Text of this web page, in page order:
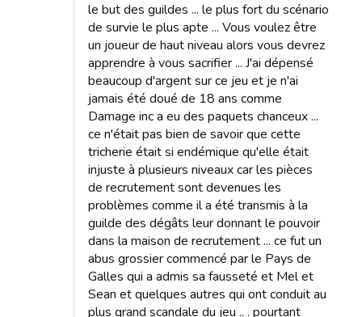
le but des guildes ... le plus fort du scénario
de survie le plus apte ... Vous voulez être
un joueur de haut niveau alors vous devrez
apprendre à vous sacrifier ... J'ai dépensé
beaucoup d'argent sur ce jeu et je n'ai
jamais été doué de 18 ans comme
Damage inc a eu des paquets chanceux ...
ce n'était pas bien de savoir que cette
tricherie était si endémique qu'elle était
injuste à plusieurs niveaux car les pièces
de recrutement sont devenues les
problèmes comme il a été transmis à la
guilde des dégâts leur donnant le pouvoir
dans la maison de recrutement ... ce fut un
abus grossier commencé par le Pays de
Galles qui a admis sa fausseté et Mel et
Sean et quelques autres qui ont conduit au
plus grand scandale du jeu .. . pourtant